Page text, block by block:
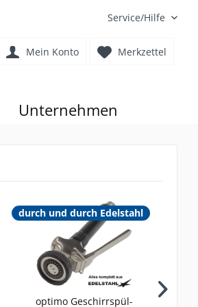
Service/Hilfe
Merkzettel
Mein Konto
Unternehmen
durch und durch Edelstahl
optimo Geschirrspül-